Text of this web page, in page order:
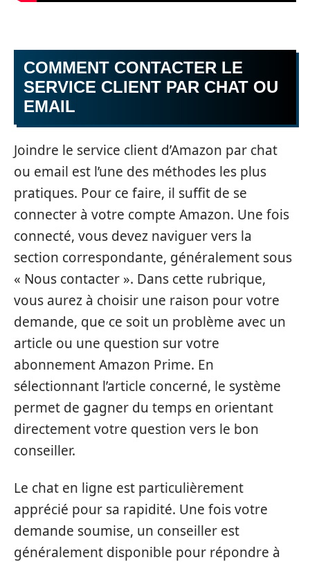
COMMENT CONTACTER LE
SERVICE CLIENT PAR CHAT OU
EMAIL
Joindre le service client d’Amazon par chat
ou email est l’une des méthodes les plus
pratiques. Pour ce faire, il suffit de se
connecter à votre compte Amazon. Une fois
connecté, vous devez naviguer vers la
section correspondante, généralement sous
« Nous contacter ». Dans cette rubrique,
vous aurez à choisir une raison pour votre
demande, que ce soit un problème avec un
article ou une question sur votre
abonnement Amazon Prime. En
sélectionnant l’article concerné, le système
permet de gagner du temps en orientant
directement votre question vers le bon
conseiller.
Le chat en ligne est particulièrement
apprécié pour sa rapidité. Une fois votre
demande soumise, un conseiller est
généralement disponible pour répondre à